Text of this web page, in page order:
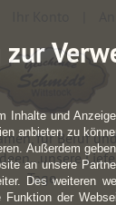
für Beruf
Tage
Inhalte und
anbieten zu
Außerdem
an unsere
Des weiteren
der